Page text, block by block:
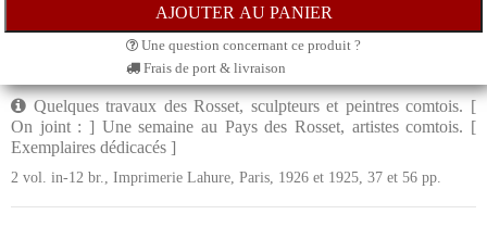
Une question concernant ce produit ?
Frais de port & livraison
Quelques travaux des Rosset, sculpteurs et peintres comtois. [
On joint : ] Une semaine au Pays des Rosset, artistes comtois. [
Exemplaires dédicacés ]
2 vol. in-12 br., Imprimerie Lahure, Paris, 1926 et 1925, 37 et 56 pp.